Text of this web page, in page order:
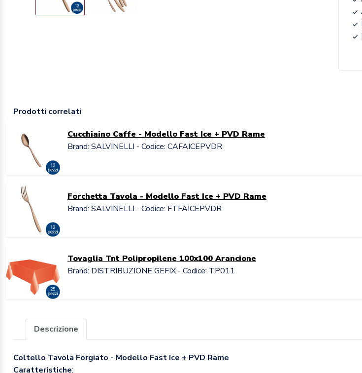
Prodotti correlati
Cucchiaino Caffe - Modello Fast Ice + PVD Rame
Brand: SALVINELLI - Codice: CAFAICEPVDR
Forchetta Tavola - Modello Fast Ice + PVD Rame
Brand: SALVINELLI - Codice: FTFAICEPVDR
Tovaglia Tnt Polipropilene 100x100 Arancione
Brand: DISTRIBUZIONE GEFIX - Codice: TP011
Descrizione
Coltello Tavola Forgiato - Modello Fast Ice + PVD Rame
Caratteristiche: